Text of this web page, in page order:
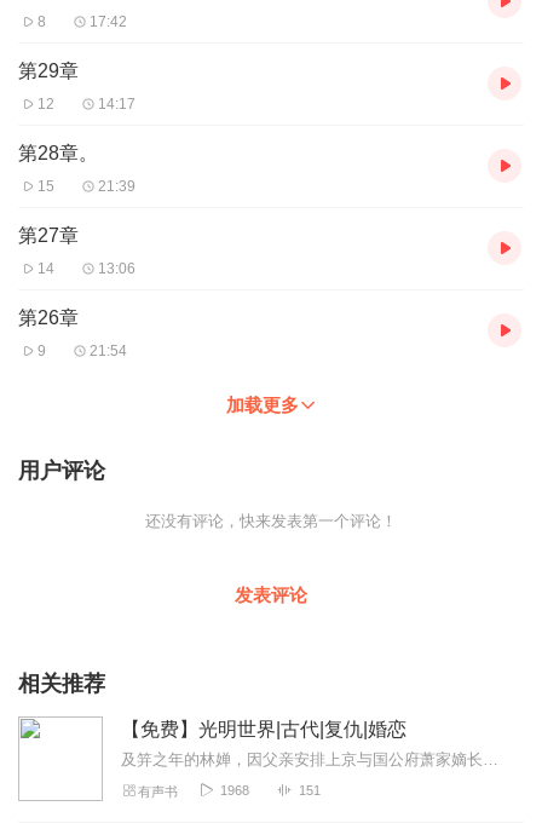
8 17:42
第29章
12 14:17
第28章。
15 21:39
第27章
14 13:06
第26章
9 21:54
加载更多
用户评论
还没有评论，快来发表第一个评论！
发表评论
相关推荐
【免费】光明世界|古代|复仇|婚恋
及笄之年的林婵，因父亲安排上京与国公府萧家嫡长子萧旻完婚。进京后在萧府遭遇冷待。与此同时，萧云彰在年除日前往清平县县衙，从案犯沈牧处听闻白塔寺灯油案隐情，矛头指...
有声书 1968 151